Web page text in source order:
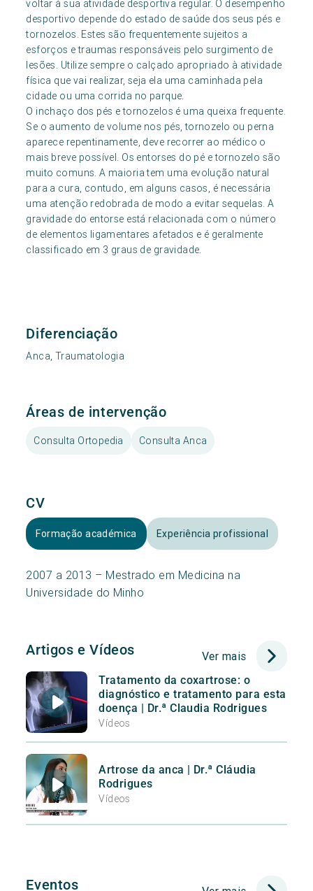
voltar à sua atividade desportiva regular. O desempenho
desportivo depende do estado de saúde dos seus pés e
tornozelos. Estes são frequentemente sujeitos a
esforços e traumas responsáveis pelo surgimento de
lesões. Utilize sempre o calçado apropriado à atividade
física que vai realizar, seja ela uma caminhada pela
cidade ou uma corrida no parque.
O inchaço dos pés e tornozelos é uma queixa frequente.
Se o aumento de volume nos pés, tornozelo ou perna
aparece repentinamente, deve recorrer ao médico o
mais breve possível. Os entorses do pé e tornozelo são
muito comuns. A maioria tem uma evolução natural
para a cura, contudo, em alguns casos, é necessária
uma atenção redobrada de modo a evitar sequelas. A
gravidade do entorse está relacionada com o número
de elementos ligamentares afetados e é geralmente
classificado em 3 graus de gravidade.
Diferenciação
Anca, Traumatologia
Áreas de intervenção
Consulta Ortopedia Consulta Anca
CV
Formação académica Experiência profissional
2007 a 2013 – Mestrado em Medicina na
Universidade do Minho
Artigos e Vídeos Ver mais
Tratamento da coxartrose: o
diagnóstico e tratamento para esta
doença | Dr.ª Claudia Rodrigues
Vídeos
Artrose da anca | Dr.ª Cláudia
Rodrigues
Vídeos
Eventos